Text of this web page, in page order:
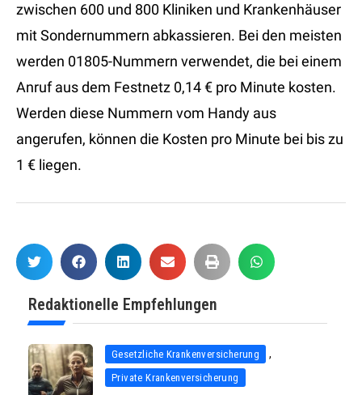
zwischen 600 und 800 Kliniken und Krankenhäuser
mit Sondernummern abkassieren. Bei den meisten
werden 01805-Nummern verwendet, die bei einem
Anruf aus dem Festnetz 0,14 € pro Minute kosten.
Werden diese Nummern vom Handy aus
angerufen, können die Kosten pro Minute bei bis zu
1 € liegen.
Redaktionelle Empfehlungen
Gesetzliche Krankenversicherung ,
Private Krankenversicherung